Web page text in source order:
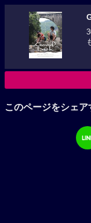
このページをシェア